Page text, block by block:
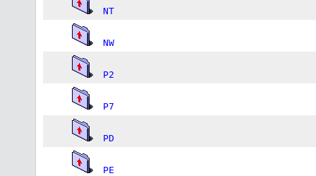
NT
NW
P2
P7
PD
PE